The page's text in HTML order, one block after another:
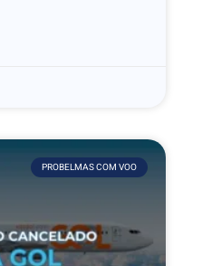
PROBELMAS COM VOO